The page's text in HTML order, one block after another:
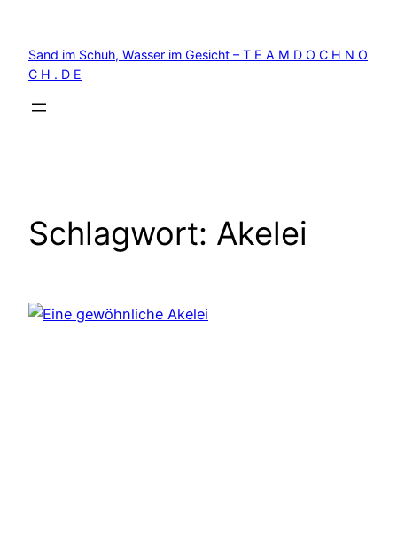
springen
Sand im Schuh, Wasser im Gesicht – T E A M D O C H N O
C H . D E
Schlagwort: Akelei